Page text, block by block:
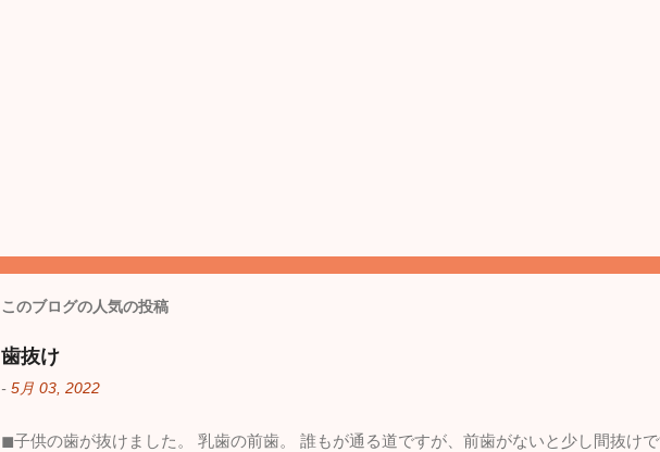
このブログの人気の投稿
歯抜け
- 5月 03, 2022
◼︎子供の歯が抜けました。 乳歯の前歯。 誰もが通る道ですが、前歯がないと少し間抜け